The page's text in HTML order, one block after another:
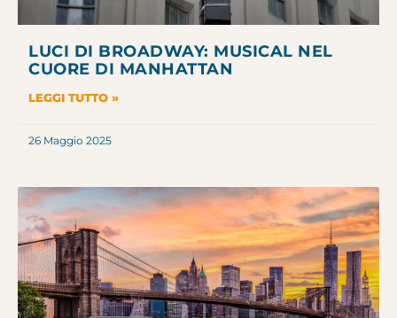
LUCI DI BROADWAY: MUSICAL NEL
CUORE DI MANHATTAN
LEGGI TUTTO »
26 Maggio 2025